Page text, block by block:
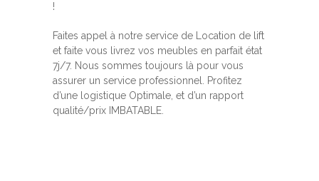
!
Faites appel à notre service de Location de lift
et faite vous livrez vos meubles en parfait état
7j/7. Nous sommes toujours là pour vous
assurer un service professionnel. Profitez
d’une logistique Optimale, et d’un rapport
qualité/prix IMBATABLE.